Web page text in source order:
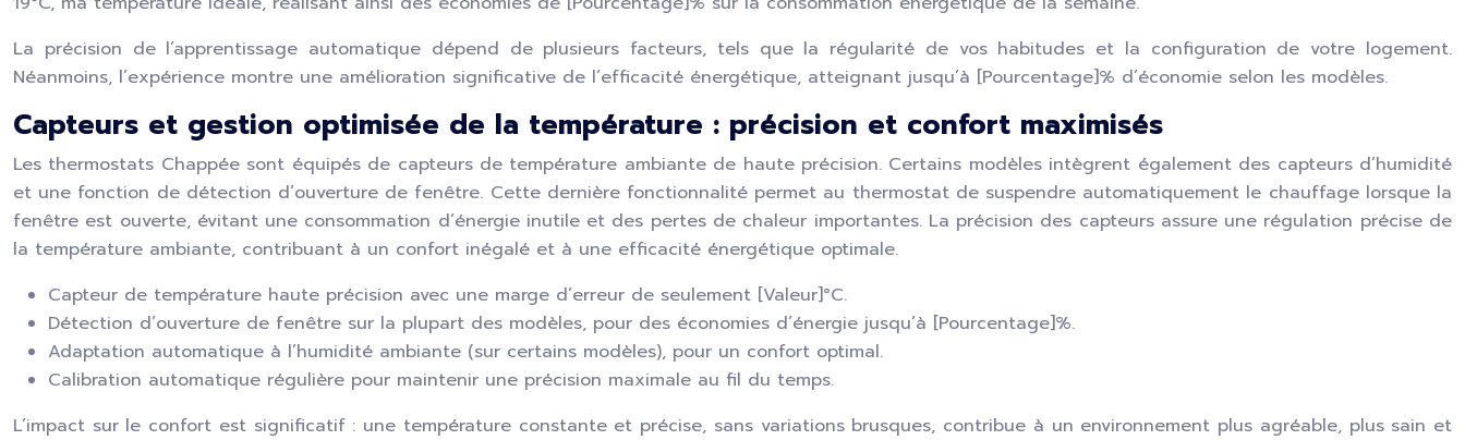
La précision de l’apprentissage automatique dépend de plusieurs facteurs, tels que la régularité de vos habitudes et la configuration de votre logement.
Néanmoins, l’expérience montre une amélioration significative de l’efficacité énergétique, atteignant jusqu’à [Pourcentage]% d’économie selon les modèles.
Capteurs et gestion optimisée de la température : précision et confort maximisés
Les thermostats Chappée sont équipés de capteurs de température ambiante de haute précision. Certains modèles intègrent également des capteurs d’humidité
et une fonction de détection d’ouverture de fenêtre. Cette dernière fonctionnalité permet au thermostat de suspendre automatiquement le chauffage lorsque la
fenêtre est ouverte, évitant une consommation d’énergie inutile et des pertes de chaleur importantes. La précision des capteurs assure une régulation précise de
la température ambiante, contribuant à un confort inégalé et à une efficacité énergétique optimale.
Capteur de température haute précision avec une marge d’erreur de seulement [Valeur]°C.
Détection d’ouverture de fenêtre sur la plupart des modèles, pour des économies d’énergie jusqu’à [Pourcentage]%.
Adaptation automatique à l’humidité ambiante (sur certains modèles), pour un confort optimal.
Calibration automatique régulière pour maintenir une précision maximale au fil du temps.
L’impact sur le confort est significatif : une température constante et précise, sans variations brusques, contribue à un environnement plus agréable, plus sain et